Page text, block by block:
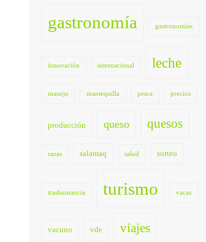
gastronomía gastronomías
innovación internacional leche
manejo mantequilla pesca precios
producción queso quesos
razas salamaq salud sorteo
trashumancia turismo vacas
vacuno vde viajes